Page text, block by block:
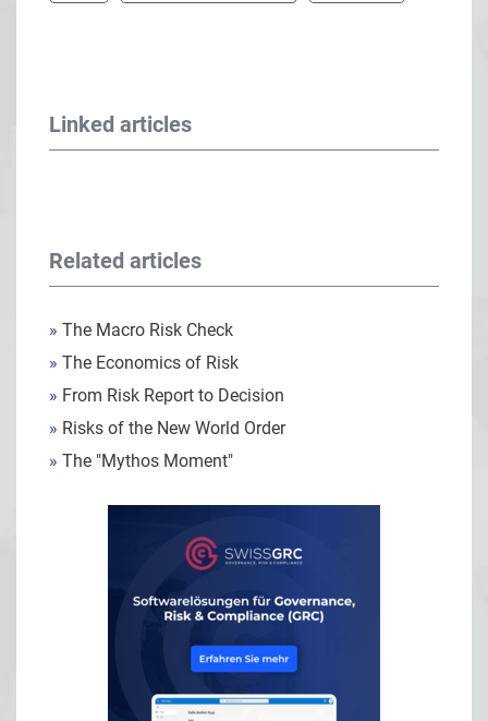
Linked articles
Related articles
» The Macro Risk Check
» The Economics of Risk
» From Risk Report to Decision
» Risks of the New World Order
» The "Mythos Moment"